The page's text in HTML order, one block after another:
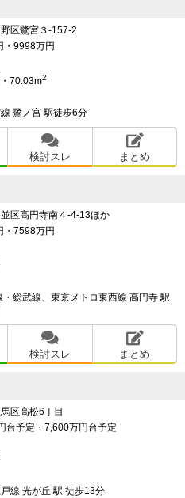
区鷺宮３-157-2
・9998万円
・70.03m2
鷺ノ宮 駅徒歩6分
検討スレ まとめ
区高円寺南４-4-13ほか
・7598万円
・総武線、東京メトロ東西線 高円寺 駅
検討スレ まとめ
区高松6丁目
台予定・7,600万円台予定
線 光が丘 駅 徒歩13分